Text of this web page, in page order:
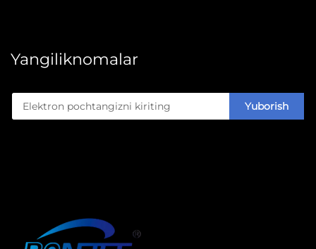
Yangiliknomalar
Yuborish